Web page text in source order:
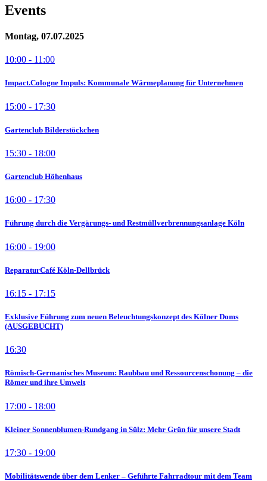
Events
Montag, 07.07.2025
10:00 - 11:00
Impact.Cologne Impuls: Kommunale Wärmeplanung für Unternehmen
15:00 - 17:30
Gartenclub Bilderstöckchen
15:30 - 18:00
Gartenclub Höhenhaus
16:00 - 17:30
Führung durch die Vergärungs- und Restmüllverbrennungsanlage Köln
16:00 - 19:00
ReparaturCafé Köln-Dellbrück
16:15 - 17:15
Exklusive Führung zum neuen Beleuchtungskonzept des Kölner Doms
(AUSGEBUCHT)
16:30
Römisch-Germanisches Museum: Raubbau und Ressourcenschonung – die
Römer und ihre Umwelt
17:00 - 18:00
Kleiner Sonnenblumen-Rundgang in Sülz: Mehr Grün für unsere Stadt
17:30 - 19:00
Mobilitätswende über dem Lenker – Geführte Fahrradtour mit dem Team